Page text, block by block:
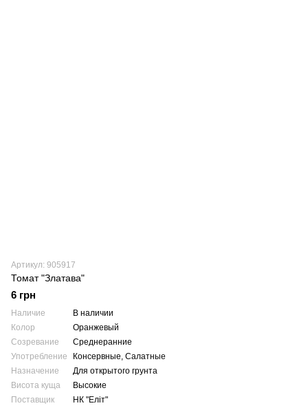
Артикул: 905917
Томат "Златава"
6 грн
Наличие
В наличии
Колор
Оранжевый
Созревание
Среднеранние
Употребление
Консервные, Салатные
Назначение
Для открытого грунта
Висота куща
Высокие
Поставщик
НК "Еліт"